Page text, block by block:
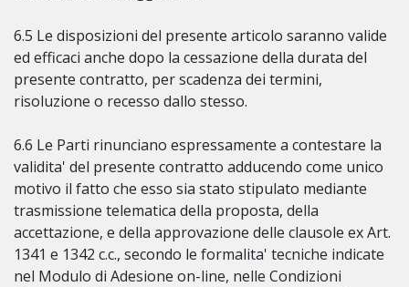
6.5 Le disposizioni del presente articolo saranno valide
ed efficaci anche dopo la cessazione della durata del
presente contratto, per scadenza dei termini,
risoluzione o recesso dallo stesso.
6.6 Le Parti rinunciano espressamente a contestare la
validita' del presente contratto adducendo come unico
motivo il fatto che esso sia stato stipulato mediante
trasmissione telematica della proposta, della
accettazione, e della approvazione delle clausole ex Art.
1341 e 1342 c.c., secondo le formalita' tecniche indicate
nel Modulo di Adesione on-line, nelle Condizioni